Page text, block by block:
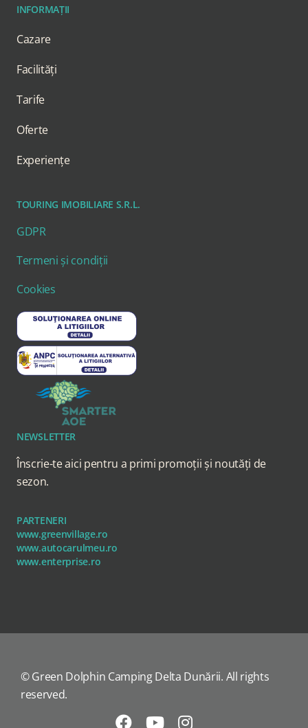
INFORMAȚII
Cazare
Facilități
Tarife
Oferte
Experiențe
TOURING IMOBILIARE S.R.L.
GDPR
Termeni și condiții
Cookies
NEWSLETTER
Înscrie-te aici pentru a primi promoții și noutăți de
sezon.
PARTENERI
www.greenvillage.ro
www.autocarulmeu.ro
www.enterprise.ro
© Green Dolphin Camping Delta Dunării. All rights
reserved.